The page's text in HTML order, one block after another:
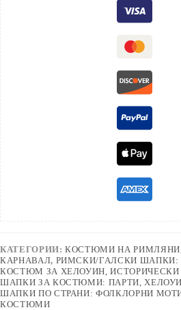
КАТЕГОРИИ:КОСТЮМИ НА РИМЛЯНИ,
КАРНАВАЛ, РИМСКИ/ГАЛСКИ ШАПКИ:
КОСТЮМ ЗА ХЕЛОУИН, ИСТОРИЧЕСКИ
ШАПКИ ЗА КОСТЮМИ: ПАРТИ,
ШАПКИ ПО СТРАНИ: ФОЛКЛОРНИ
КОСТЮМИ